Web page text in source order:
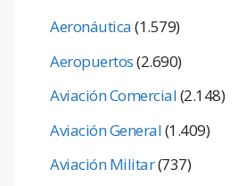
Aeronáutica(1.579)
Aeropuertos(2.690)
Aviación Comercial(2.148)
Aviación General(1.409)
Aviación Militar(737)